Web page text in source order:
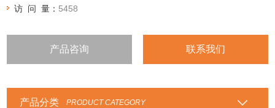
访 问 量： 5458
产品咨询 联系我们
产品分类 PRODUCT CATEGORY